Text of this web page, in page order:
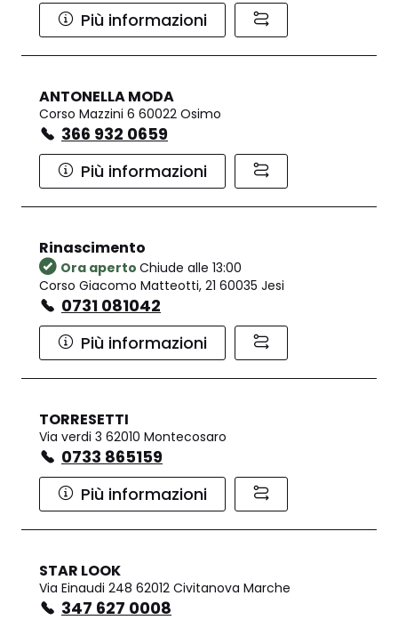
Più informazioni
ANTONELLA MODA
Corso Mazzini 6 60022 Osimo
366 932 0659
Più informazioni
Rinascimento
Ora aperto Chiude alle 13:00
Corso Giacomo Matteotti, 21 60035 Jesi
0731 081042
Più informazioni
TORRESETTI
Via verdi 3 62010 Montecosaro
0733 865159
Più informazioni
STAR LOOK
Via Einaudi 248 62012 Civitanova Marche
347 627 0008